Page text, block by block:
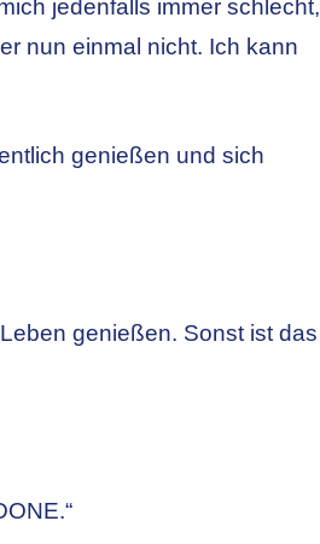
jedenfalls immer schlecht,
nun einmal nicht. Ich kann
genießen und sich
genießen. Sonst ist das